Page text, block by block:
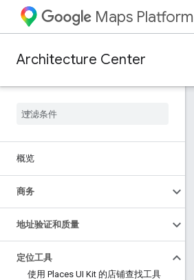
Maps Platform
Architecture Center
概览
商务
地址验证和质量
定位工具
使用 Places UI Kit 的店铺查找工具